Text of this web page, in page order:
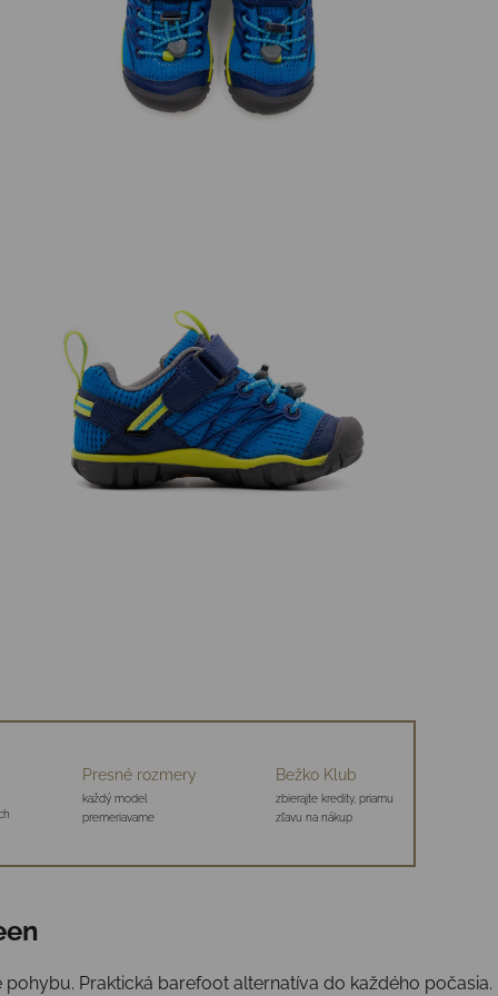
Presné rozmery
každý model
premeriavame
Bežko Klub
zbierajte kredity, priamu
zľavu na nákup
Praktická barefoot alternatíva do každého počasia.